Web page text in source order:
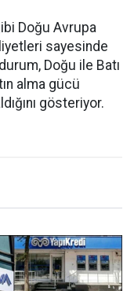
Doğu Avrupa
sayesinde
Doğu ile Batı
alma gücü
gösteriyor.